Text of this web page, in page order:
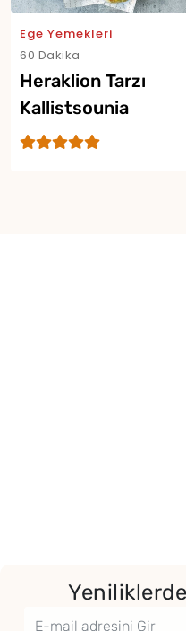
Ege Yemekleri
60 Dakika
Heraklion Tarzı
Kallistsounia